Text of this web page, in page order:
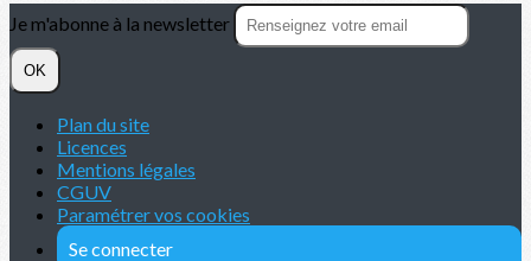
Je m'abonne à la newsletter
OK
Plan du site
Licences
Mentions légales
CGUV
Paramétrer vos cookies
Se connecter